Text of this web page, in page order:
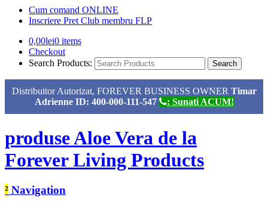
Cum comand ONLINE
Inscriere Pret Club membru FLP
0,00lei0 items
Checkout
Search Products:
Distribuitor Autorizat, FOREVER BUSINESS OWNER Timar
Adrienne ID: 400-000-111-547
: Sunati ACUM!
produse Aloe Vera de la
Forever Living Products
² Navigation